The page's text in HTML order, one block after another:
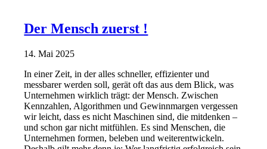
Der Mensch zuerst !
14. Mai 2025
In einer Zeit, in der alles schneller, effizienter und
messbarer werden soll, gerät oft das aus dem Blick, was
Unternehmen wirklich trägt: der Mensch. Zwischen
Kennzahlen, Algorithmen und Gewinnmargen vergessen
wir leicht, dass es nicht Maschinen sind, die mitdenken –
und schon gar nicht mitfühlen. Es sind Menschen, die
Unternehmen formen, beleben und weiterentwickeln.